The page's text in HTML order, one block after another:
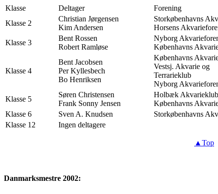
Klasse Deltager
Forening
Klasse 2
Christian Jørgensen
Kim Andersen
Storkøbenhavns
Horsens
Klasse 3
Bent Rossen
Robert Ramløse
Nyborg
Københavns
Klasse 4
Bent Jacobsen
Per Kyllesbech
Bo Henriksen
Københavns
Vestsj. Akvarie og
Terrarieklub
Nyborg
Klasse 5
Søren Christensen
Frank Sonny Jensen
Holbæk Akvarieklub
Københavns
Klasse 6
Sven A. Knudsen
Storkøbenhavns
Klasse 12
Ingen deltagere
▲Top
Danmarksmestre 2002: